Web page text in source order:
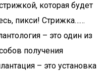
которая будет
пикси! Стрижка……
– это один из
получения
– это установка